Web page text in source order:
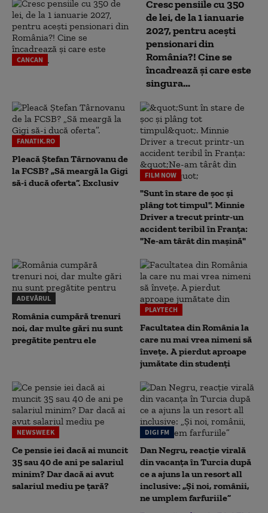
CANCAN
Cresc pensiile cu 350
de lei, de la 1 ianuarie
2027, pentru acești
pensionari din
România?! Cine se
încadrează și care este
singura...
FANATIK.RO
Pleacă Ștefan Târnovanu de
la FCSB? „Să meargă la Gigi
să-i ducă oferta”. Exclusiv
FILM NOW
"Sunt în stare de șoc și
plâng tot timpul". Minnie
Driver a trecut printr-un
accident teribil în Franța:
"Ne-am târât din mașină"
ADEVĂRUL
România cumpără trenuri
noi, dar multe gări nu sunt
pregătite pentru ele
PLAYTECH
Facultatea din România la
care nu mai vrea nimeni să
înveţe. A pierdut aproape
jumătate din studenţi
NEWSWEEK
Ce pensie iei dacă ai muncit
35 sau 40 de ani pe salariul
minim? Dar dacă ai avut
salariul mediu pe țară?
DIGI FM
Dan Negru, reacție virală
din vacanța în Turcia după
ce a ajuns la un resort all
inclusive: „Și noi, românii,
ne umplem farfuriile”